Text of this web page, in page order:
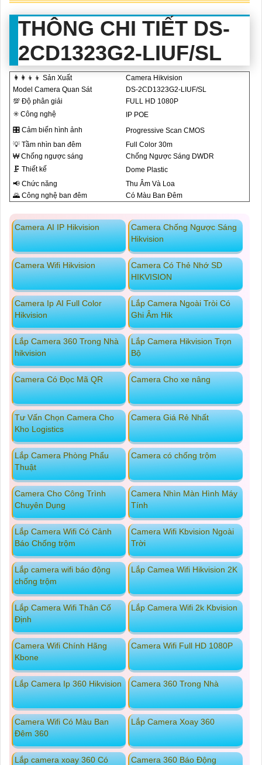
THÔNG CHI TIẾT DS-
2CD1323G2-LIUF/SL
👩‍👩‍👦‍👦 Sản Xuất
Camera Hikvision
Model Camera Quan Sát
DS-2CD1323G2-LIUF/SL
💯 Độ phân giải
FULL HD 1080P
✳️ Công nghệ
IP POE
🎛 Cảm biến hình ảnh
Progressive Scan CMOS
💡 Tầm nhìn ban đêm
Full Color 30m
₩ Chống ngược sáng
Chống Ngược Sáng DWDR
🗜️ Thiết kế
Dome Plastic
📢 Chức năng
Thu Âm Và Loa
🌄 Công nghệ ban đêm
Có Màu Ban Ðêm
Camera AI IP Hikvision
Camera Chống Ngược Sáng
Hikvision
Camera Wifi Hikvision
Camera Có Thẻ Nhớ SD
HIKVISION
Camera Ip AI Full Color
Hikvision
Lắp Camera Ngoài Tròi Có
Ghi Âm Hik
Lắp Camera 360 Trong Nhà
hikvision
Lắp Camera Hikvision Trọn
Bộ
Camera Có Đọc Mã QR Camera Cho xe nâng
Tư Vấn Chọn Camera Cho
Kho Logistics
Camera Giá Rẻ Nhất
Lắp Camera Phòng Phẩu
Thuật
Camera có chống trộm
Camera Cho Công Trình
Chuyên Dụng
Camera Nhìn Màn Hình Máy
Tính
Lắp Camera Wifi Có Cảnh
Báo Chống trộm
Camera Wifi Kbvision Ngoài
Trời
Lắp camera wifi báo động
chống trộm
Lắp Camea Wifi Hikvision 2K
Lắp Camera Wifi Thân Cố
Định
Lắp Camera Wifi 2k Kbvision
Camera Wifi Chính Hãng
Kbone
Camera Wifi Full HD 1080P
Lắp Camera Ip 360 Hikvision Camera 360 Trong Nhà
Camera Wifi Có Màu Ban
Đêm 360
Lắp Camera Xoay 360
Lắp camera xoay 360 Có
Camera 360 Báo Động